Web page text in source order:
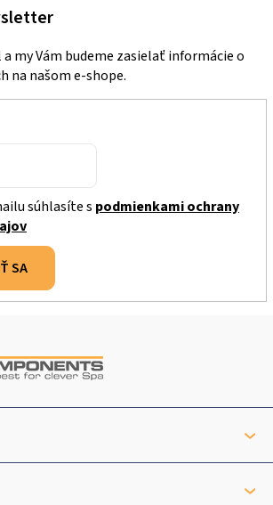
my Vám budeme zasielať informácie o
na našom e-shope.
súhlasíte s podmienkami ochrany
SA